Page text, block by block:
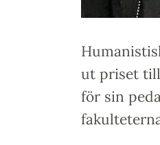
ut priset
för sin